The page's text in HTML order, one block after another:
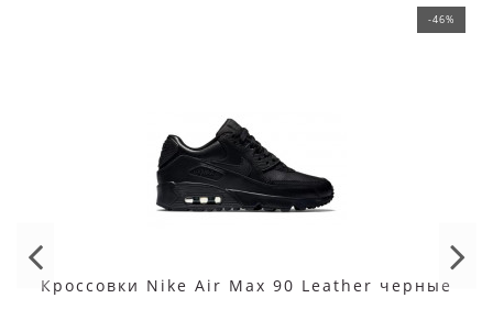
-46%
Кроссовки Nike Air Max 90 Leather черные